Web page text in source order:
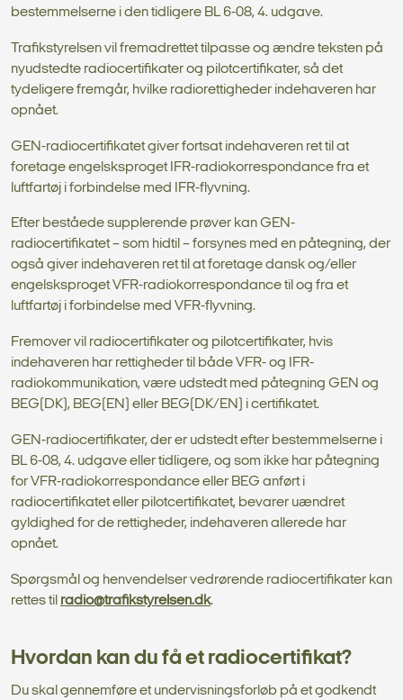
bestemmelserne i den tidligere BL 6-08, 4. udgave.
Trafikstyrelsen vil fremadrettet tilpasse og ændre teksten på
nyudstedte radiocertifikater og pilotcertifikater, så det
tydeligere fremgår, hvilke radiorettigheder indehaveren har
opnået.
GEN-radiocertifikatet giver fortsat indehaveren ret til at
foretage engelsksproget IFR-radiokorrespondance fra et
luftfartøj i forbindelse med IFR-flyvning.
Efter beståede supplerende prøver kan GEN-
radiocertifikatet – som hidtil – forsynes med en påtegning, der
også giver indehaveren ret til at foretage dansk og/eller
engelsksproget VFR-radiokorrespondance til og fra et
luftfartøj i forbindelse med VFR-flyvning.
Fremover vil radiocertifikater og pilotcertifikater, hvis
indehaveren har rettigheder til både VFR- og IFR-
radiokommunikation, være udstedt med påtegning GEN og
BEG(DK), BEG(EN) eller BEG(DK/EN) i certifikatet.
GEN-radiocertifikater, der er udstedt efter bestemmelserne i
BL 6-08, 4. udgave eller tidligere, og som ikke har påtegning
for VFR-radiokorrespondance eller BEG anført i
radiocertifikatet eller pilotcertifikatet, bevarer uændret
gyldighed for de rettigheder, indehaveren allerede har
opnået.
Spørgsmål og henvendelser vedrørende radiocertifikater kan
rettes til radio@trafikstyrelsen.dk.
Hvordan kan du få et radiocertifikat?
Du skal gennemføre et undervisningsforløb på et godkendt